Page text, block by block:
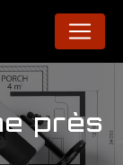
près